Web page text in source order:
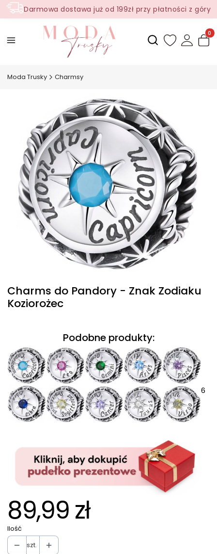
Darmowa dostawa już od 199zł przy płatności z góry
Otwórz
Moda Trusky Charmsy
Charms do Pandory - Znak Zodiaku
Koziorożec
Podobne produkty:
6
89,99 zł
Ilość
szt.